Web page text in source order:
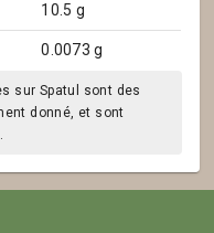
10.5 g
0.0073 g
sur Spatul sont des
donné, et sont